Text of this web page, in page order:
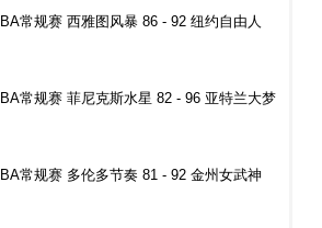
常规赛 西雅图风暴 86 - 92 纽约自由人
常规赛 菲尼克斯水星 82 - 96 亚特兰大梦
常规赛 多伦多节奏 81 - 92 金州女武神